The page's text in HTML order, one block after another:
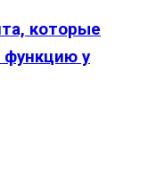
которые
функцию у